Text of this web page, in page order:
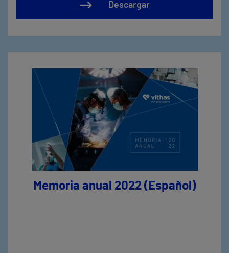
Descargar
Memoria anual 2022 (Español)